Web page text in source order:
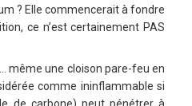
? Elle commencerait à fondre
ce n’est certainement PAS
même une cloison pare-feu en
comme ininflammable si